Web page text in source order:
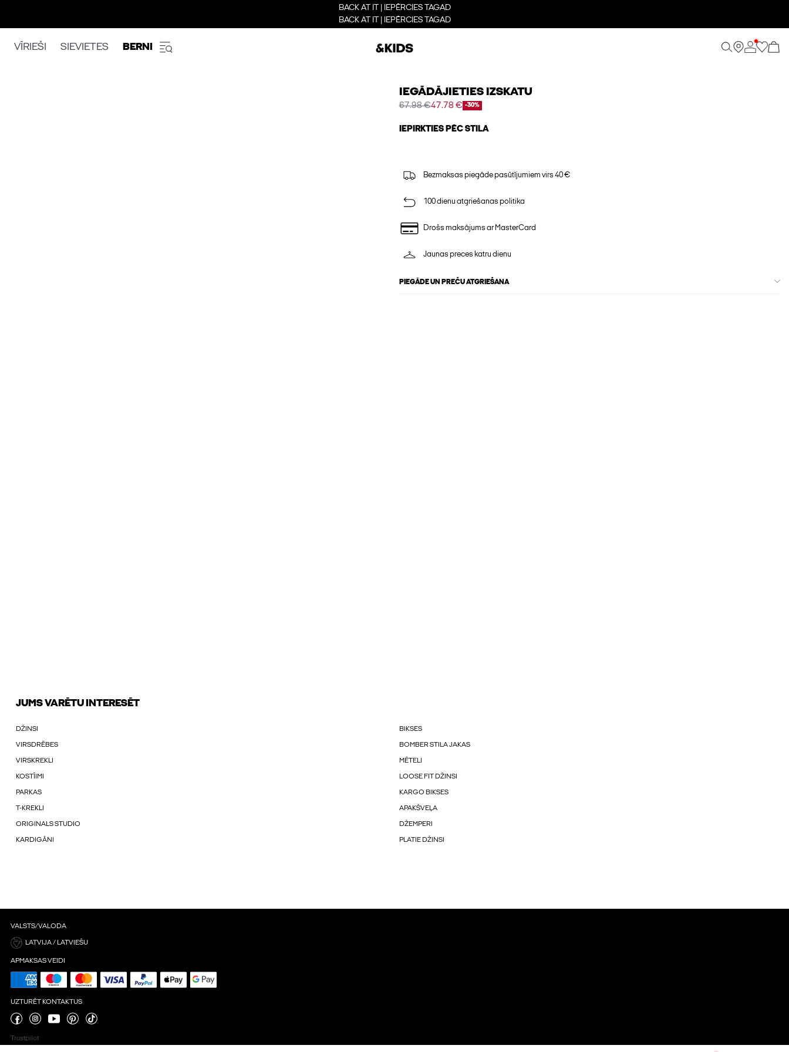
BACK AT IT | IEPĒRCIES TAGAD
BACK AT IT | IEPĒRCIES TAGAD
VĪRIEŠI SIEVIETES BERNI
IEGĀDĀJIETIES IZSKATU
67.98 €47.78 € -30%
IEPIRKTIES PĒC STILA
Bezmaksas piegāde pasūtījumiem virs 40 €
100 dienu atgriešanas politika
Drošs maksājums ar MasterCard
Jaunas preces katru dienu
PIEGĀDE UN PREČU ATGRIEŠANA
JUMS VARĒTU INTERESĒT
DŽINSI BIKSES
VIRSDRĒBES BOMBER STILA JAKAS
VIRSKREKLI MĒTELI
KOSTĪIMI LOOSE FIT DŽINSI
PARKAS KARGO BIKSES
T-KREKLI APAKŠVEĻA
ORIGINALS STUDIO DŽEMPERI
KARDIGĀNI PLATIE DŽINSI
VALSTS/VALODA
LATVIJA / LATVIEŠU
APMAKSAS VEIDI
UZTURĒT KONTAKTUS
Trustpilot